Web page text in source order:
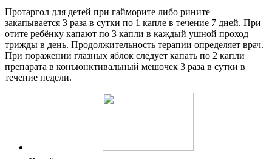
Протаргол для детей при гайморите либо рините
закапывается 3 раза в сутки по 1 капле в течение 7 дней. При
отите ребёнку капают по 3 капли в каждый ушной проход
трижды в день. Продолжительность терапии определяет врач.
При поражении глазных яблок следует капать по 2 капли
препарата в конъюнктивальный мешочек 3 раза в сутки в
течение недели.